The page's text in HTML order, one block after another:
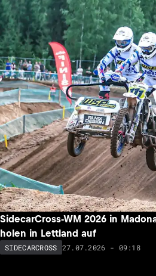
SidecarCross-WM 2026 in
holen in Lettland auf
SIDECARCROSS 27.07.2026 - 09:18